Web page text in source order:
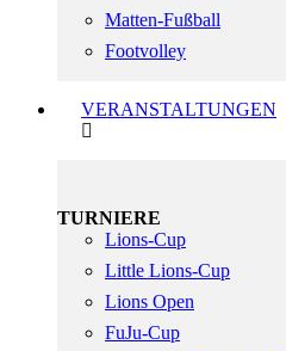
Matten-Fußball
Footvolley
VERANSTALTUNGEN
TURNIERE
Lions-Cup
Little Lions-Cup
Lions Open
FuJu-Cup